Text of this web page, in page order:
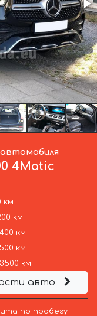
4Matic
км
км
км
км
км
авто
по пробегу